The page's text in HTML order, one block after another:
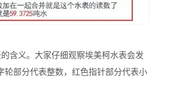
含义。大家仔细观察埃美柯水表会发
轮部分代表整数，红色指针部分代表小